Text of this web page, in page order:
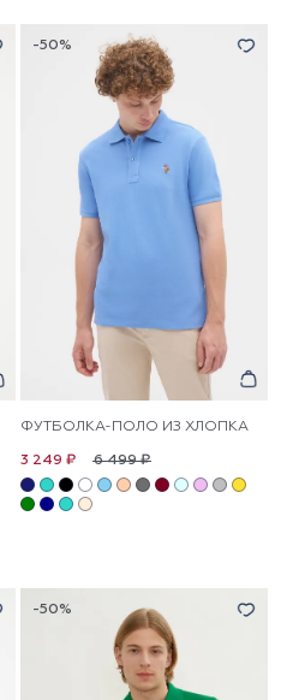
-50%
ФУТБОЛКА-ПОЛО ИЗ ХЛОПКА
6 499 ₽
3 249 ₽
-50%